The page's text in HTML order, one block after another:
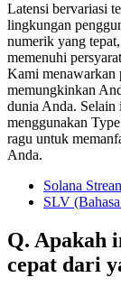
Latensi bervariasi
lingkungan
numerik yang
memenuhi
Kami menawarkan
memungkinkan
dunia Anda. Selain
menggunakan
ragu untuk
Anda.
Solana
SLV
Q. Apakah
cepat dari